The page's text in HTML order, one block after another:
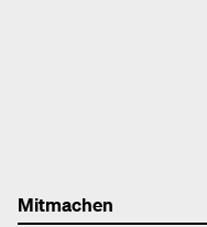
Mitmachen